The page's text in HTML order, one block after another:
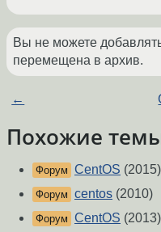
Вы не можете
перемещена в архив.
←
Похожие
Форум CentOS (2015)
Форум centos (2010)
Форум CentOS (2013)